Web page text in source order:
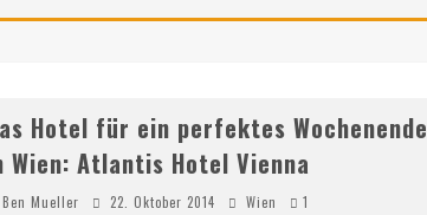
Hotel für ein perfektes Wochenende
Wien: Atlantis Hotel Vienna
Ben Mueller 22. Oktober 2014 Wien 1